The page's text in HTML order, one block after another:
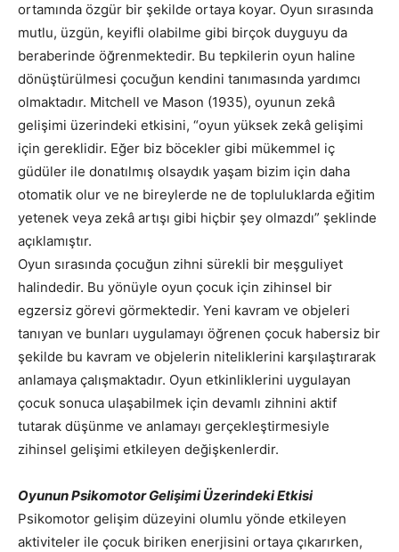
ortamında özgür bir şekilde ortaya koyar. Oyun sırasında
mutlu, üzgün, keyifli olabilme gibi birçok duyguyu da
beraberinde öğrenmektedir. Bu tepkilerin oyun haline
dönüştürülmesi çocuğun kendini tanımasında yardımcı
olmaktadır. Mitchell ve Mason (1935), oyunun zekâ
gelişimi üzerindeki etkisini, “oyun yüksek zekâ gelişimi
için gereklidir. Eğer biz böcekler gibi mükemmel iç
güdüler ile donatılmış olsaydık yaşam bizim için daha
otomatik olur ve ne bireylerde ne de topluluklarda eğitim
yetenek veya zekâ artışı gibi hiçbir şey olmazdı” şeklinde
açıklamıştır.
Oyun sırasında çocuğun zihni sürekli bir meşguliyet
halindedir. Bu yönüyle oyun çocuk için zihinsel bir
egzersiz görevi görmektedir. Yeni kavram ve objeleri
tanıyan ve bunları uygulamayı öğrenen çocuk habersiz bir
şekilde bu kavram ve objelerin niteliklerini karşılaştırarak
anlamaya çalışmaktadır. Oyun etkinliklerini uygulayan
çocuk sonuca ulaşabilmek için devamlı zihnini aktif
tutarak düşünme ve anlamayı gerçekleştirmesiyle
zihinsel gelişimi etkileyen değişkenlerdir.
Oyunun Psikomotor Gelişimi Üzerindeki Etkisi
Psikomotor gelişim düzeyini olumlu yönde etkileyen
aktiviteler ile çocuk biriken enerjisini ortaya çıkarırken,